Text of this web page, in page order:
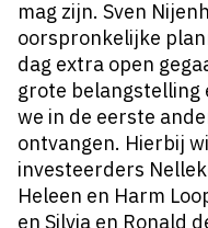
mag zijn. Sven
oorspronkelijke
dag extra open
grote belangstelling
we in de eerste
ontvangen. Hierbij
investeerders
Heleen en Harm
en Silvia en Ronald